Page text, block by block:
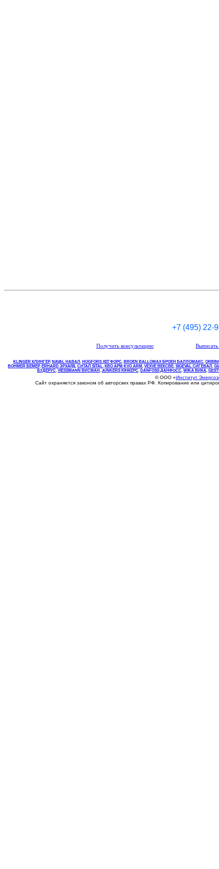
+7 (495) 22-
Получить консультацию
KLINGER КЛИНГЕР, NAVAL НАВАЛ , НOGFORS ХЕГФОРС, BROEN BALLOMAX БРОЕН БАЛЛОМАКС,
BOHMER БЕМЕР, ERHARD ЭРХАРД, СИТАЛ SITAL, КВО АРМ KVO ARM, VEXVE ВЕКСВЕ, SIGEVAL СИГЕВАЛ ,
БУДЕРУС, VIESSMANN ВИСМАН , JUNKERS ЮНКЕРС. DANFOSS ДАНФОСС, WIKA ВИКА,
© ООО «Институт
Сайт охраняется законом об авторских правах РФ. Копирование или